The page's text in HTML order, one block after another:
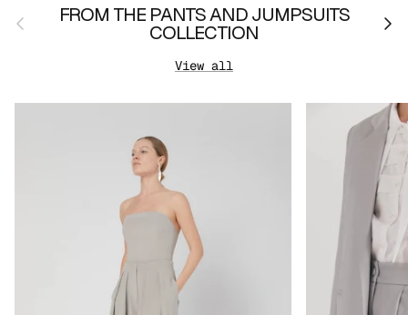
PreviousFROM THE PANTS AND JUMPSUITS
COLLECTION
View all